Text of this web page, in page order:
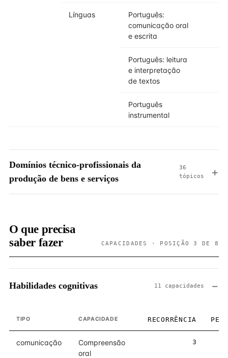
Línguas
Português:
comunicação oral
e escrita
Português: leitura
e interpretação
de textos
Português
instrumental
Domínios técnico-profissionais da
produção de bens e serviços
36
tópicos
O que precisa
saber fazer
CAPACIDADES · POSIÇÃO 3 DE 8
Habilidades cognitivas 11 capacidades
TIPO CAPACIDADE RECORRÊNCIA PESO
comunicação
Compreensão
oral
3